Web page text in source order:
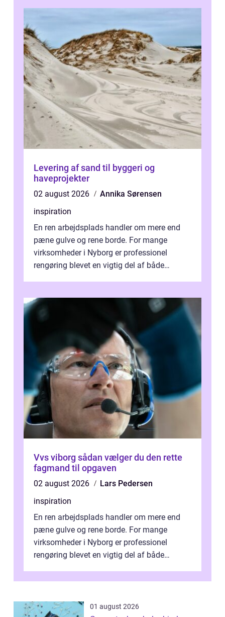
Levering af sand til byggeri og
haveprojekter
02 august 2026
Annika Sørensen
inspiration
En ren arbejdsplads handler om mere end
pæne gulve og rene borde. For mange
virksomheder i Nyborg er professionel
rengøring blevet en vigtig del af både
Vvs viborg sådan vælger du den rette
fagmand til opgaven
02 august 2026
Lars Pedersen
inspiration
En ren arbejdsplads handler om mere end
pæne gulve og rene borde. For mange
virksomheder i Nyborg er professionel
rengøring blevet en vigtig del af både
samlede ...
01 august 2026